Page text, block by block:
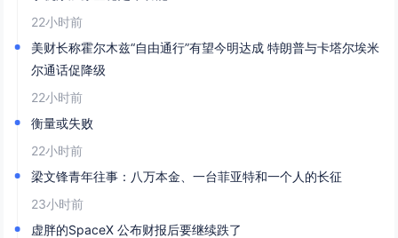
22小时前
美财长称霍尔木兹“自由通行”有望今明达成 特朗普与卡塔尔埃米
尔通话促降级
22小时前
衡量或失败
22小时前
梁文锋青年往事：八万本金、一台菲亚特和一个人的长征
23小时前
虚胖的SpaceX 公布财报后要继续跌了